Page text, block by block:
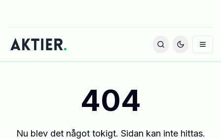
404
Nu blev det något tokigt. Sidan kan inte hittas.